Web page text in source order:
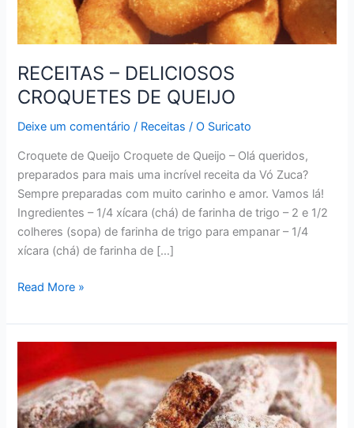
RECEITAS – DELICIOSOS
CROQUETES DE QUEIJO
Deixe um comentário / Receitas /O Suricato
Croquete de Queijo Croquete de Queijo – Olá queridos,
preparados para mais uma incrível receita da Vó Zuca?
Sempre preparadas com muito carinho e amor. Vamos lá!
Ingredientes – 1/4 xícara (chá) de farinha de trigo – 2 e 1/2
colheres (sopa) de farinha de trigo para empanar – 1/4
xícara (chá) de farinha de […]
RECEITAS
DELICIOSOS
CROQUETES
QUEIJO
Read More »